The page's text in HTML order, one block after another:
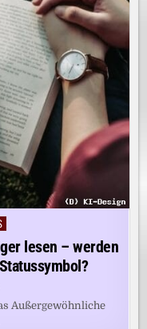
lesen – werden
Außergewöhnliche